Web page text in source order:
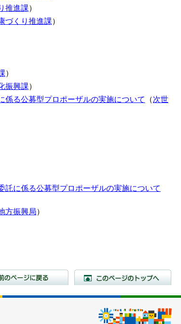
推進課）
づくり推進課）
）
振興課）
係る公募型プロポーザルの実施について （次世
託に係る公募型プロポーザルの実施について
方振興局）
前のページに戻る